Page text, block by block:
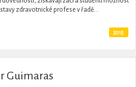
zdravotnické profese v řadě...
2015
Guimaras